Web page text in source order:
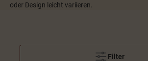
oder Design leicht variieren.
Filter